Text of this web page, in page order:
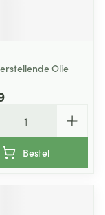
Olie
Bestel